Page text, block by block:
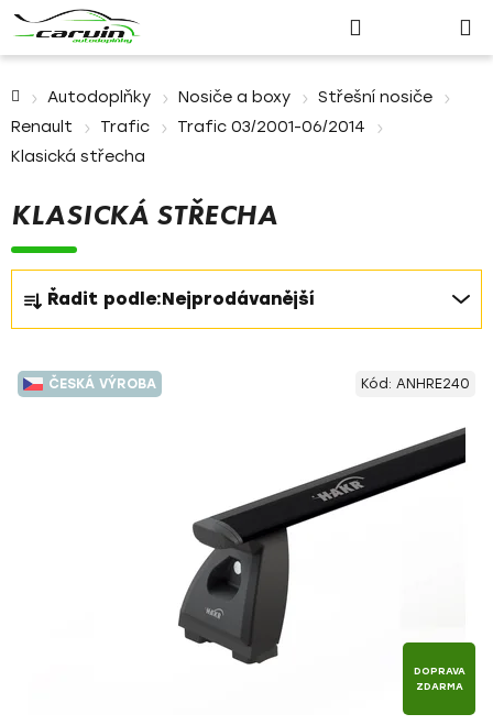
Přihlášení
košík
Autodoplňky Nosiče a boxy
Střešní nosiče
Renault
Trafic
Trafic 03/2001-06/2014
Klasická střecha
KLASICKÁ STŘECHA
Ř
a
z
e
n
Řadit podle:Nejprodávanější
V
ý
ČESKÁ VÝROBA
DOPRAVA
ZDARMA
Kód: ANHRE240